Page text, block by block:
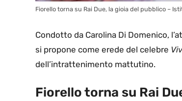
Fiorello torna su Rai Due, la gioia del pubblico –
Condotto da Carolina Di Domenico,
si propone come erede del celebre
dell’intrattenimento mattutino.
Fiorello torna su Rai